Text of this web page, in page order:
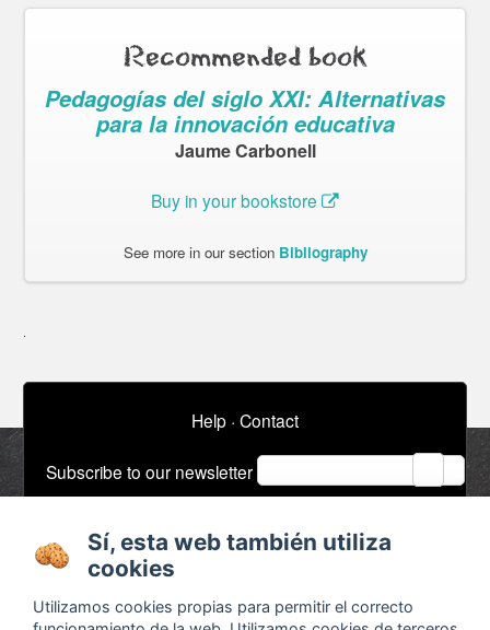
Recommended book
Pedagogías del siglo XXI: Alternativas
para la innovación educativa
Jaume Carbonell
Buy in your bookstore
See more in our section Bibliography
Help · Contact
Subscribe to our newsletter
About
Terms and conditions
Configurar cookies
Ads / Jobs
Bibliography
Sí, esta web también utiliza
cookies
Utilizamos cookies propias para permitir el correcto